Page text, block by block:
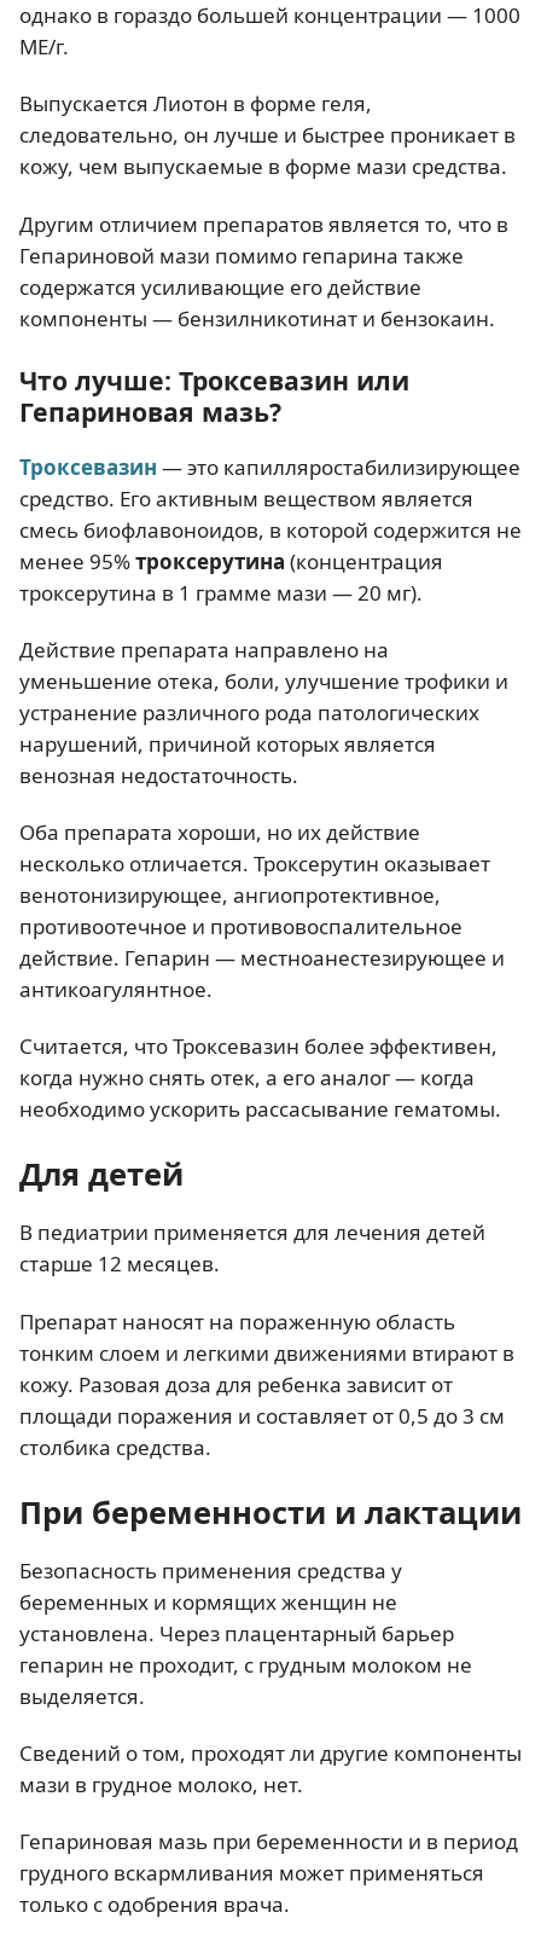
однако в гораздо большей концентрации — 1000
МЕ/г.
Выпускается Лиотон в форме геля,
следовательно, он лучше и быстрее проникает в
кожу, чем выпускаемые в форме мази средства.
Другим отличием препаратов является то, что в
Гепариновой мази помимо гепарина также
содержатся усиливающие его действие
компоненты — бензилникотинат и бензокаин.
Что лучше: Троксевазин или
Гепариновая мазь?
Троксевазин — это капилляростабилизирующее
средство. Его активным веществом является
смесь биофлавоноидов, в которой содержится не
менее 95%троксерутина (концентрация
троксерутина в 1 грамме мази — 20 мг).
Действие препарата направлено на
уменьшение отека, боли, улучшение трофики и
устранение различного рода патологических
нарушений, причиной которых является
венозная недостаточность.
Оба препарата хороши, но их действие
несколько отличается. Троксерутин оказывает
венотонизирующее, ангиопротективное,
противоотечное и противовоспалительное
действие. Гепарин — местноанестезирующее и
антикоагулянтное.
Считается, что Троксевазин более эффективен,
когда нужно снять отек, а его аналог — когда
необходимо ускорить рассасывание гематомы.
Для детей
В педиатрии применяется для лечения детей
старше 12 месяцев.
Препарат наносят на пораженную область
тонким слоем и легкими движениями втирают в
кожу. Разовая доза для ребенка зависит от
площади поражения и составляет от 0,5 до 3 см
столбика средства.
При беременности и лактации
Безопасность применения средства у
беременных и кормящих женщин не
установлена. Через плацентарный барьер
гепарин не проходит, с грудным молоком не
выделяется.
Сведений о том, проходят ли другие компоненты
мази в грудное молоко, нет.
Гепариновая мазь при беременности и в период
грудного вскармливания может применяться
только с одобрения врача.